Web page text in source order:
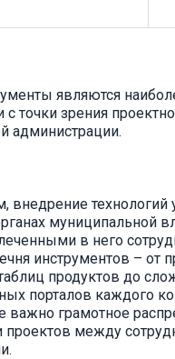
являются
точки зрения
администрации.
внедрение технологий
муниципальной
в него
инструментов – от
продуктов до
порталов каждого
важно грамотное
проектов между